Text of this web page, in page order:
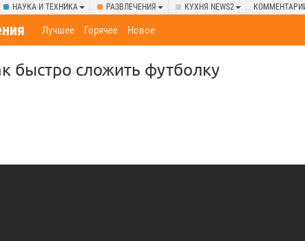
НАУКА И ТЕХНИКА РАЗВЛЕЧЕНИЯ КУХНЯ NEWS2
Лучшее Горячее Новое
быстро сложить футболку